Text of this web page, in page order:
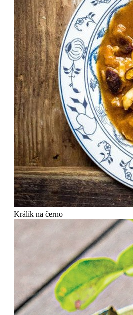
Králík na černo